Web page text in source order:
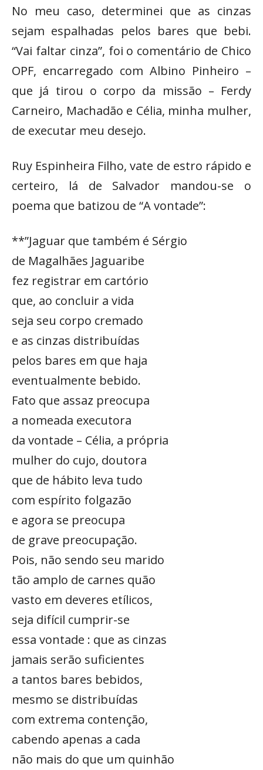
No meu caso, determinei que as cinzas
sejam espalhadas pelos bares que bebi.
“Vai faltar cinza”, foi o comentário de Chico
OPF, encarregado com Albino Pinheiro –
que já tirou o corpo da missão – Ferdy
Carneiro, Machadão e Célia, minha mulher,
de executar meu desejo.
Ruy Espinheira Filho, vate de estro rápido e
certeiro, lá de Salvador mandou-se o
poema que batizou de “A vontade”:
**”Jaguar que também é Sérgio
de Magalhães Jaguaribe
fez registrar em cartório
que, ao concluir a vida
seja seu corpo cremado
e as cinzas distribuídas
pelos bares em que haja
eventualmente bebido.
Fato que assaz preocupa
a nomeada executora
da vontade – Célia, a própria
mulher do cujo, doutora
que de hábito leva tudo
com espírito folgazão
e agora se preocupa
de grave preocupação.
Pois, não sendo seu marido
tão amplo de carnes quão
vasto em deveres etílicos,
seja difícil cumprir-se
essa vontade : que as cinzas
jamais serão suficientes
a tantos bares bebidos,
mesmo se distribuídas
com extrema contenção,
cabendo apenas a cada
não mais do que um quinhão